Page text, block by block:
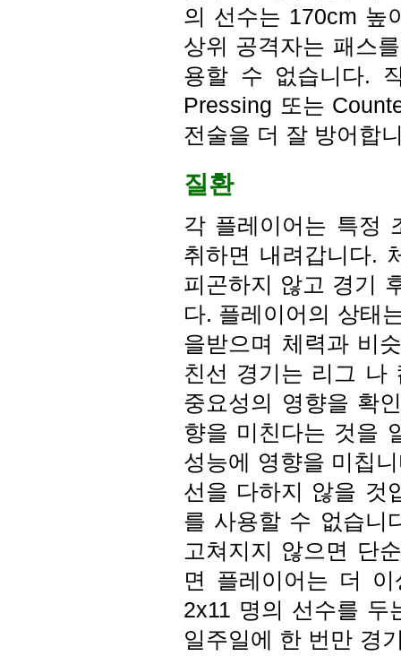
의 선수는 170cm 높
상위 공격자는 패스
용할 수 없습니다.
Pressing 또는
전술을 더 잘 방어합
질환
각 플레이어는 특정
취하면 내려갑니다.
피곤하지 않고 경기
다. 플레이어의 상태
을받으며 체력과 비
친선 경기는 리그 나
중요성의 영향을 확
향을 미친다는 것을
성능에 영향을 미칩
선을 다하지 않을 것
를 사용할 수 없습니
고쳐지지 않으면 단
면 플레이어는 더
2x11 명의 선수를 두
일주일에 한 번만 경